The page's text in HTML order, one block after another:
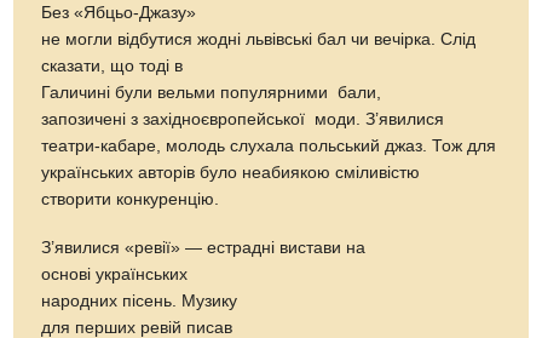
Без «Ябцьо-Джазу»
не могли відбутися жодні львівські бал чи вечірка. Слід
сказати, що тоді в
Галичині були вельми популярними бали,
запозичені з західноєвропейської моди. З’явилися
театри-кабаре, молодь слухала польський джаз. Тож для
українських авторів було неабиякою сміливістю
створити конкуренцію.
З’явилися «ревії» — естрадні вистави на
основі українських
народних пісень. Музику
для перших ревій писав